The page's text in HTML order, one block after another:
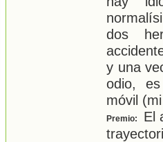
dos
y una
odio,
móvil
Premio:
El